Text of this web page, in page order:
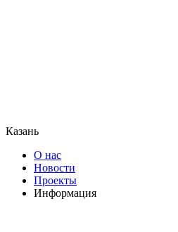
Казань
О нас
Новости
Проекты
Информация